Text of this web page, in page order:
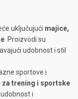
uključujući majice,
. Proizvodi su
udobnost i stil
sportove i
trening i sportske
i